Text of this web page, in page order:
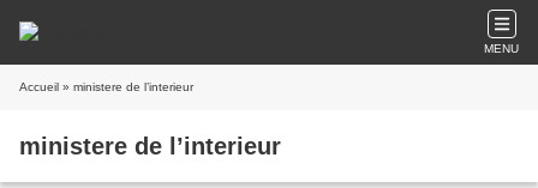
MENU
Accueil » ministere de l’interieur
ministere de l’interieur